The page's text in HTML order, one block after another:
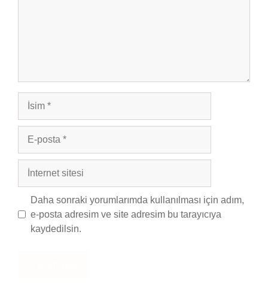
İsim
posta
İnternet
Daha sonraki yorumlarımda kullanılması için adım,
e-posta adresim ve site adresim bu tarayıcıya
kaydedilsin.